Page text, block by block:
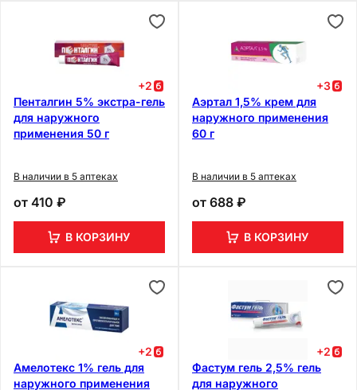
+2
Пенталгин 5% экстра-гель
для наружного
применения 50 г
В наличии в 5 аптеках
от 410 ₽
В КОРЗИНУ
+3
Аэртал 1,5% крем для
наружного применения
60 г
В наличии в 5 аптеках
от 688 ₽
В КОРЗИНУ
+2
Амелотекс 1% гель для
наружного применения
+2
Фастум гель 2,5% гель
для наружного